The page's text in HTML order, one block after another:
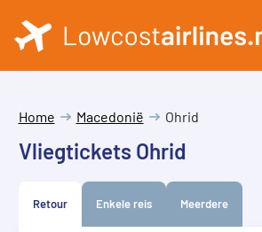
Home Macedonië Ohrid
Vliegtickets Ohrid
Retour Enkele reis Meerdere